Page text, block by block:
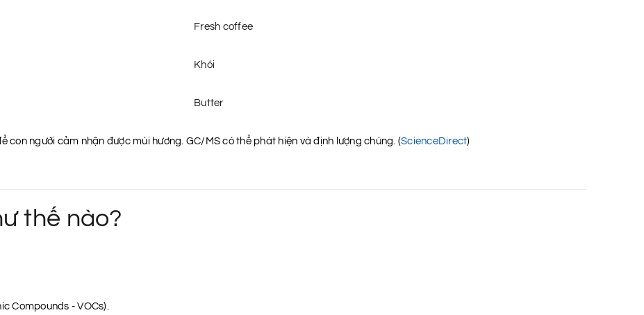
Fresh coffee
Khói
Butter
con người cảm nhận được mùi hương. GC/MS có thể phát hiện và định lượng chúng. (ScienceDirect)
thế nào?
Compounds - VOCs).